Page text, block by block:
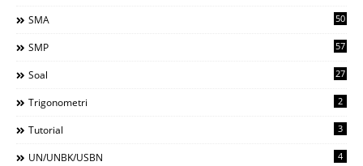
SMA 50
SMP 57
Soal 27
Trigonometri 2
Tutorial 3
UN/UNBK/USBN 4